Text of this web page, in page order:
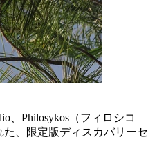
、Philosykos（フィロシコ
、限定版ディスカバリーセ